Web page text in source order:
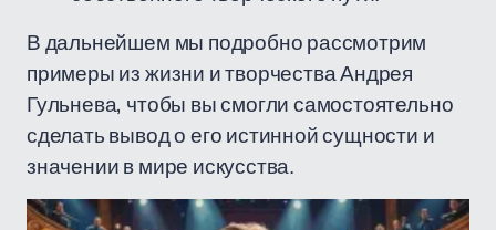
В дальнейшем мы подробно рассмотрим
примеры из жизни и творчества Андрея
Гульнева, чтобы вы смогли самостоятельно
сделать вывод о его истинной сущности и
значении в мире искусства.